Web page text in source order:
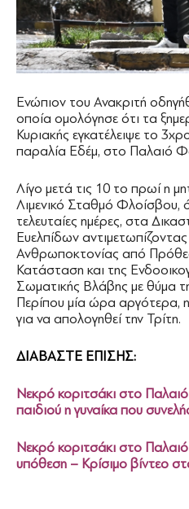
Ενώπιον του Ανακριτή
οποία ομολόγησε ότι τα
Κυριακής εγκατέλειψε το
παραλία Εδέμ, στο Παλαιό
Λίγο μετά τις 10 το πρωί η
Λιμενικό Σταθμό Φλοίσβου,
τελευταίες ημέρες, στα
Ευελπίδων αντιμετωπίζοντας
Ανθρωποκτονίας από
Κατάσταση και της
Σωματικής Βλάβης με θύμα
Περίπου μία ώρα αργότερα,
για να απολογηθεί την Τρίτη.
ΔΙΑΒΑΣΤΕ ΕΠΙΣΗΣ:
Νεκρό κοριτσάκι στο
παιδιού η γυναίκα που
Νεκρό κοριτσάκι στο Παλα
υπόθεση – Κρίσιμο βίντεο